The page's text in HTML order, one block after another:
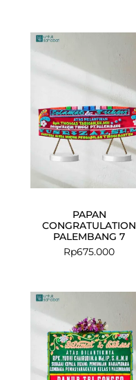
PAPAN
CONGRATULATION
PALEMBANG 7
Rp675.000